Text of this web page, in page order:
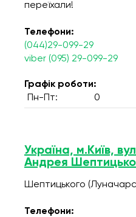
переїхали!
Телефони:
(044)29-099-29
viber (095) 29-099-29
Графік роботи:
Пн-Пт:
0
Україна, м.Київ,
Андрея
Шептицького
Телефони: